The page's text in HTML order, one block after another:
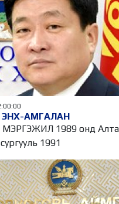
Бямбасүрэнгийн ЭНХ-АМГАЛАН
онд Алтай хотын 10
жилийн 2-р дунд сургууль 1991